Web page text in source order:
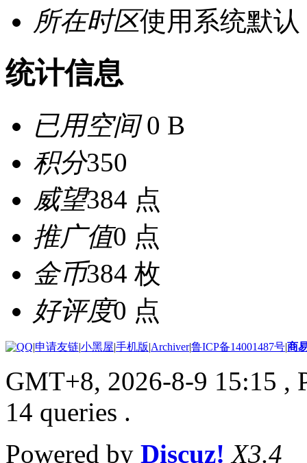
所在时区使用系统默认
统计信息
已用空间0 B
积分350
威望384 点
推广值0 点
金币384 枚
好评度0 点
|申请友链|小黑屋|手机版|Archiver|鲁ICP备14001487号|商
GMT+8, 2026-8-9 15:15 ,
14 queries .
Powered by Discuz! X3.4